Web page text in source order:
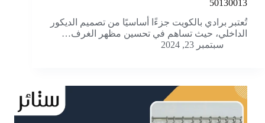
50130013
تُعتبر برادي بالكويت جزءًا أساسيًا من تصميم الديكور
الداخلي، حيث تساهم في تحسين مظهر الغرف…
سبتمبر 23, 2024